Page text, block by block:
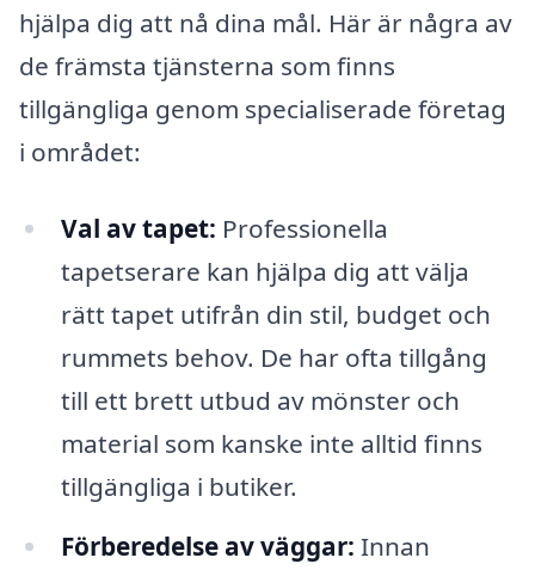
hjälpa dig att nå dina mål. Här är några av
de främsta tjänsterna som finns
tillgängliga genom specialiserade företag
i området:
Val av tapet: Professionella
tapetserare kan hjälpa dig att välja
rätt tapet utifrån din stil, budget och
rummets behov. De har ofta tillgång
till ett brett utbud av mönster och
material som kanske inte alltid finns
tillgängliga i butiker.
Förberedelse av väggar: Innan